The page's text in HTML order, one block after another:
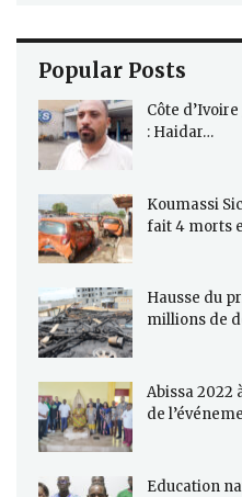
Popular Posts
Côte
: Haidar…
Koumassi
fait 4 morts
Hausse du
millions de
Abissa 2022
de
Education